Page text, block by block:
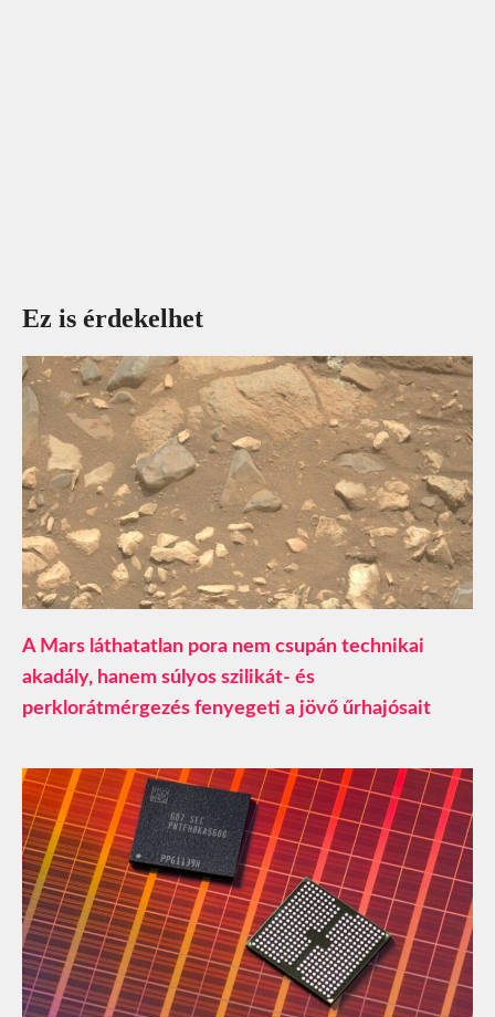
Ez is érdekelhet
A Mars láthatatlan pora nem csupán technikai
akadály, hanem súlyos szilikát- és
perklorátmérgezés fenyegeti a jövő űrhajósait